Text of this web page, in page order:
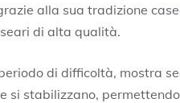
alla sua tradizione
di alta qualità.
di difficoltà, mostra
si stabilizzano,